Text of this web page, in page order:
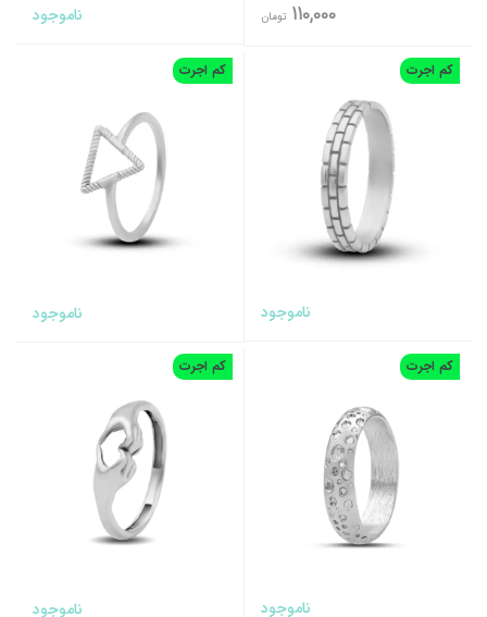
110,000 تومان ناموجود
کم اجرت
ناموجود
کم اجرت
ناموجود
کم اجرت
ناموجود
کم اجرت
ناموجود